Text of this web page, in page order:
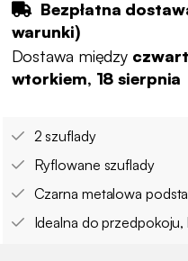
Bezpłatna
warunki)
Dostawa między
wtorkiem, 18 sierpnia
2 szuflady
Ryflowane szuflady
Czarna metalowa
Idealna do przedpokoju,